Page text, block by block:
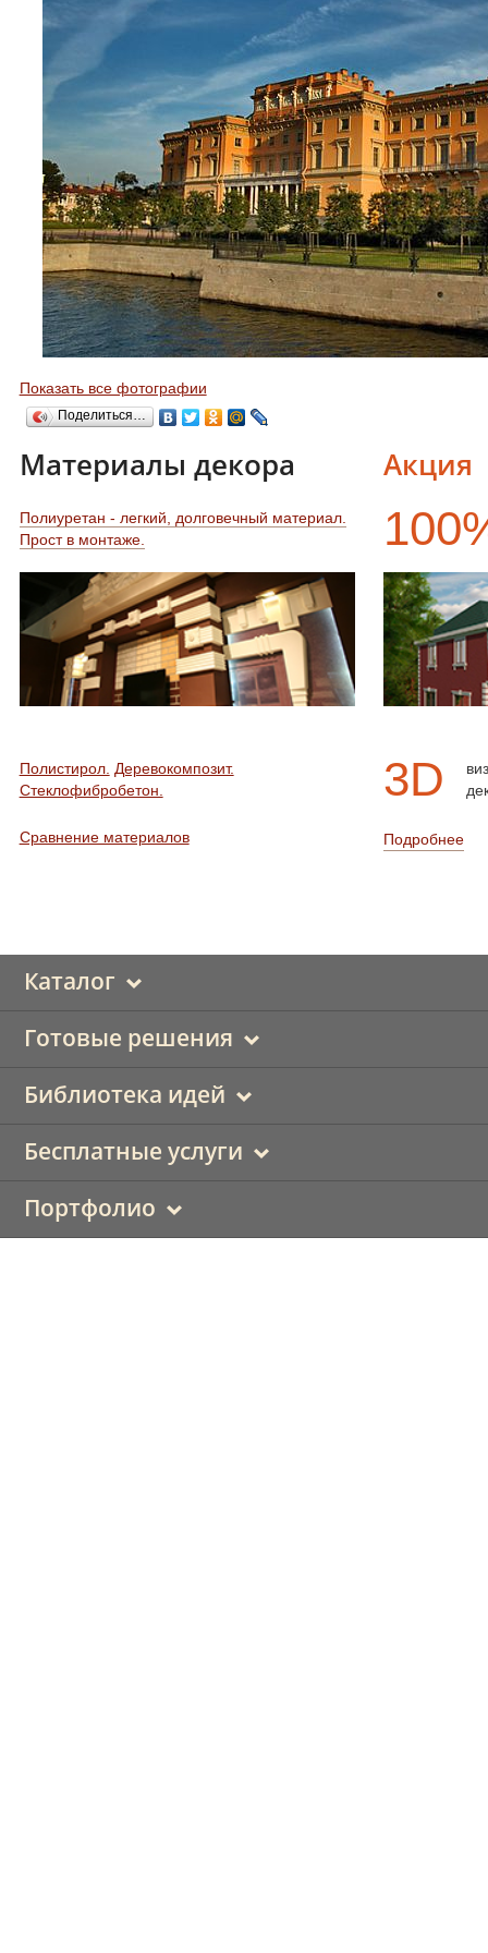
Показать все фотографии
Поделиться…
Акция
3D
Подробнее
Материалы декора
Полиуретан - легкий, долговечный материал.
Прост в монтаже.
Полистирол. Деревокомпозит.
Стеклофибробетон.
Сравнение материалов
Каталог
Готовые решения
Библиотека идей
Бесплатные услуги
Портфолио